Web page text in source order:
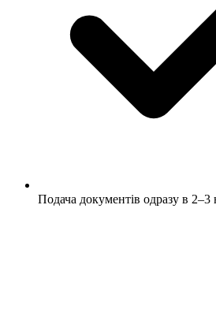
Подача документів одразу в 2–3